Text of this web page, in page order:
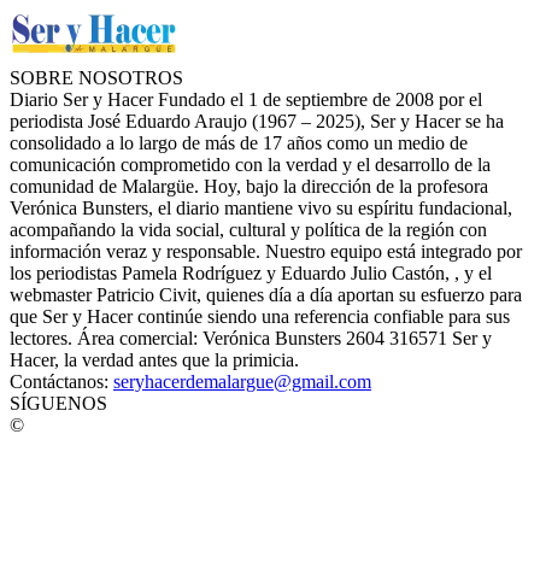
SOBRE NOSOTROS
Diario Ser y Hacer Fundado el 1 de septiembre de 2008 por el
periodista José Eduardo Araujo (1967 – 2025), Ser y Hacer se ha
consolidado a lo largo de más de 17 años como un medio de
comunicación comprometido con la verdad y el desarrollo de la
comunidad de Malargüe. Hoy, bajo la dirección de la profesora
Verónica Bunsters, el diario mantiene vivo su espíritu fundacional,
acompañando la vida social, cultural y política de la región con
información veraz y responsable. Nuestro equipo está integrado por
los periodistas Pamela Rodríguez y Eduardo Julio Castón, , y el
webmaster Patricio Civit, quienes día a día aportan su esfuerzo para
que Ser y Hacer continúe siendo una referencia confiable para sus
lectores. Área comercial: Verónica Bunsters 2604 316571 Ser y
Hacer, la verdad antes que la primicia.
Contáctanos: seryhacerdemalargue@gmail.com
SÍGUENOS
©